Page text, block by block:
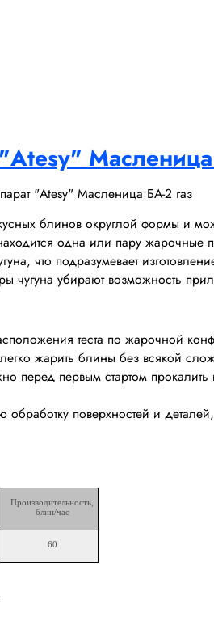
блинов округлой формы и
одна или пару жарочные
что подразумевает
чугуна убирают возможность
теста по жарочной
жарить блины без всякой
первым стартом
поверхностей и
Производительность,
блин/час
60